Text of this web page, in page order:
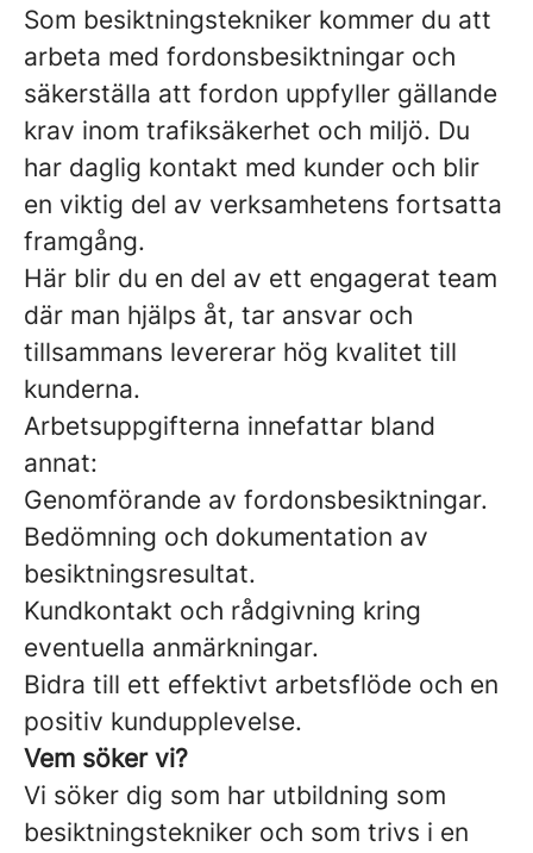
Som besiktningstekniker kommer du att
arbeta med fordonsbesiktningar och
säkerställa att fordon uppfyller gällande
krav inom trafiksäkerhet och miljö. Du
har daglig kontakt med kunder och blir
en viktig del av verksamhetens fortsatta
framgång.
Här blir du en del av ett engagerat team
där man hjälps åt, tar ansvar och
tillsammans levererar hög kvalitet till
kunderna.
Arbetsuppgifterna innefattar bland
annat:
Genomförande av fordonsbesiktningar.
Bedömning och dokumentation av
besiktningsresultat.
Kundkontakt och rådgivning kring
eventuella anmärkningar.
Bidra till ett effektivt arbetsflöde och en
positiv kundupplevelse.
Vem söker vi?
Vi söker dig som har utbildning som
besiktningstekniker och som trivs i en